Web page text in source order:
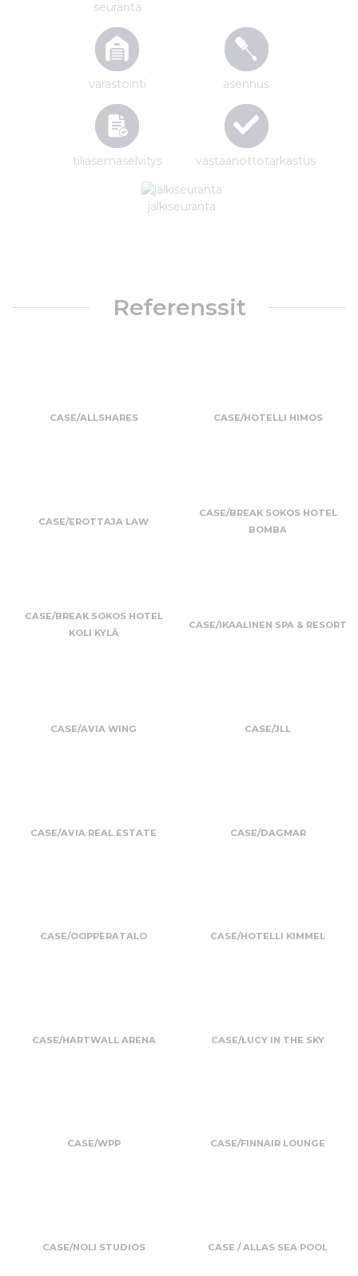
seuranta
varastointi asennus
tiliasemaselvitys vastaanottotarkastus
jälkiseuranta
Referenssit
CASE/ALLSHARES CASE/HOTELLI HIMOS
CASE/EROTTAJA LAW
CASE/BREAK SOKOS HOTEL
BOMBA
CASE/BREAK SOKOS HOTEL
KOLI KYLÄ
CASE/IKAALINEN SPA & RESORT
CASE/AVIA WING CASE/JLL
CASE/AVIA REAL ESTATE CASE/DAGMAR
CASE/OOPPERATALO CASE/HOTELLI KIMMEL
CASE/HARTWALL ARENA CASE/LUCY IN THE SKY
CASE/WPP CASE/FINNAIR LOUNGE
CASE/NOLI STUDIOS CASE / ALLAS SEA POOL